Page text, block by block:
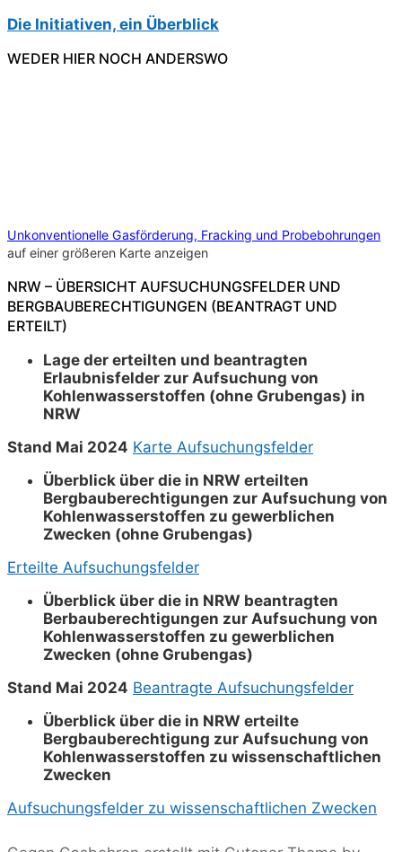
Die Initiativen, ein Überblick
WEDER HIER NOCH ANDERSWO
Unkonventionelle Gasförderung, Fracking und Probebohrungen
auf einer größeren Karte anzeigen
NRW – ÜBERSICHT AUFSUCHUNGSFELDER UND
BERGBAUBERECHTIGUNGEN (BEANTRAGT UND
ERTEILT)
Lage der erteilten und beantragten
Erlaubnisfelder zur Aufsuchung von
Kohlenwasserstoffen (ohne Grubengas) in
NRW
Stand Mai 2024 Karte Aufsuchungsfelder
Überblick über die in NRW erteilten
Bergbauberechtigungen zur Aufsuchung von
Kohlenwasserstoffen zu gewerblichen
Zwecken (ohne Grubengas)
Erteilte Aufsuchungsfelder
Überblick über die in NRW beantragten
Berbauberechtigungen zur Aufsuchung von
Kohlenwasserstoffen zu gewerblichen
Zwecken (ohne Grubengas)
Stand Mai 2024 Beantragte Aufsuchungsfelder
Überblick über die in NRW erteilte
Bergbauberechtigung zur Aufsuchung von
Kohlenwasserstoffen zu wissenschaftlichen
Zwecken
Aufsuchungsfelder zu wissenschaftlichen Zwecken